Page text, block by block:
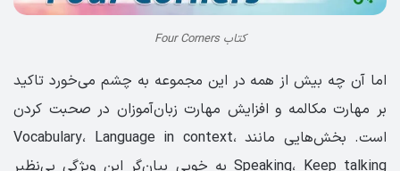
کتاب Four Corners
اما آن چه بیش از همه در این مجموعه به چشم می‌خورد تاکید
بر مهارت مکالمه و افزایش مهارت زبان‌آموزان در صحبت کردن
است. بخش‌هایی مانند Vocabulary، Language in context،
Speaking، Keep talking به خوبی بیان‌گر این ویژگی بی‌نظیر